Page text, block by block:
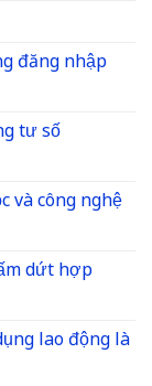
đăng nhập
tư số
và công nghệ
dứt hợp
lao động là